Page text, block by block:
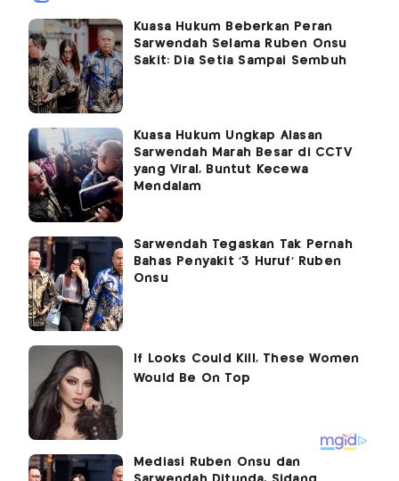
Kuasa Hukum Beberkan Peran
Sarwendah Selama Ruben Onsu
Sakit: Dia Setia Sampai Sembuh
Kuasa Hukum Ungkap Alasan
Sarwendah Marah Besar di CCTV
yang Viral, Buntut Kecewa
Mendalam
Sarwendah Tegaskan Tak Pernah
Bahas Penyakit '3 Huruf' Ruben
Onsu
Mediasi Ruben Onsu dan